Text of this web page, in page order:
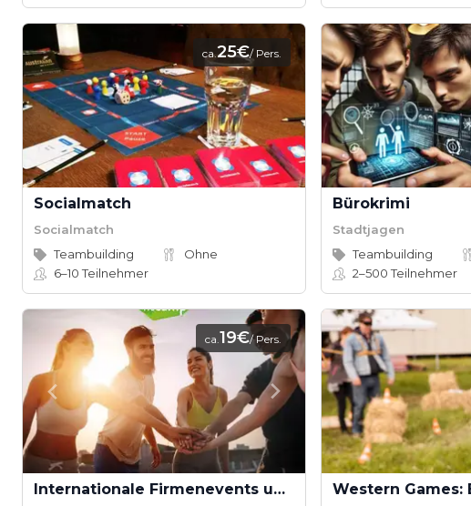
ca.25€/ Pers.
Socialmatch
Socialmatch
Teambuilding
Ohne
6–10Teilnehmer
Bürokrimi
Stadtjagen
Teambuilding
2–500Teilnehmer
ca.19€/ Pers.
Internationale Firmenevents und Tagungen - Fitness und Teambuilding